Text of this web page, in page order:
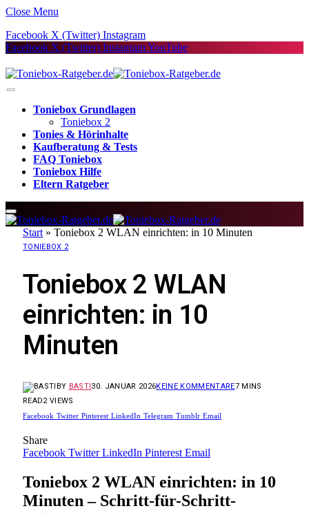
Close Menu
Facebook X (Twitter) Instagram
Facebook X (Twitter) InstagramYouTube
Toniebox Grundlagen
Toniebox 2
Tonies & Hörinhalte
Kaufberatung & Tests
FAQ Toniebox
Toniebox Hilfe
Eltern Ratgeber
Start » Toniebox 2 WLAN einrichten: in 10 Minuten
TONIEBOX 2
Toniebox 2 WLAN
einrichten: in 10
Minuten
BY BASTI30. JANUAR 2026KEINE KOMMENTARE7 MINS
READ2 VIEWS
Facebook Twitter Pinterest LinkedIn Telegram Tumblr Email
Share
Facebook Twitter LinkedIn Pinterest Email
Toniebox 2 WLAN einrichten: in 10
Minuten – Schritt-für-Schritt-